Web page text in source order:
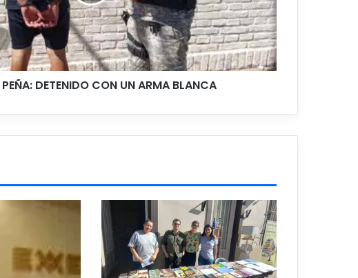
PEÑA: DETENIDO CON UN ARMA BLANCA